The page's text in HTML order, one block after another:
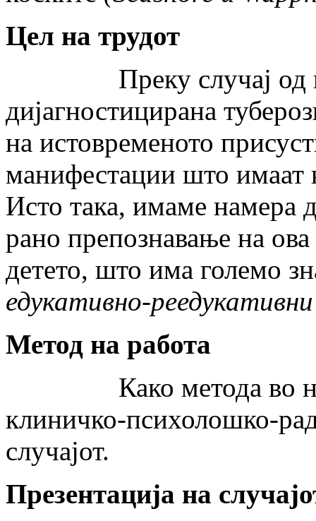
Цел на трудот
Преку случај од
дијагностицирана
на истовременото
манифестации што имаат
Исто така, имаме намера
рано препознавање на
детето, што има големо
едукативно-
Метод на работа
Како метода во
клиничко-психолошко-
случајот.
Презентација на